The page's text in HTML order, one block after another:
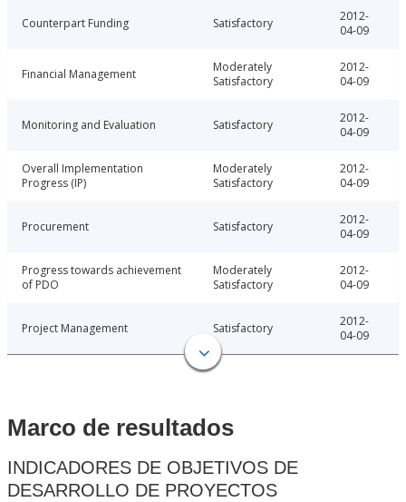
Counterpart Funding Satisfactory
2012-
04-09
Financial Management
Moderately
Satisfactory
2012-
04-09
Monitoring and Evaluation Satisfactory
2012-
04-09
Overall Implementation
Progress (IP)
Moderately
Satisfactory
2012-
04-09
Procurement Satisfactory
2012-
04-09
Progress towards achievement
of PDO
Moderately
Satisfactory
2012-
04-09
Project Management Satisfactory
2012-
04-09
Marco de resultados
INDICADORES DE OBJETIVOS DE
DESARROLLO DE PROYECTOS